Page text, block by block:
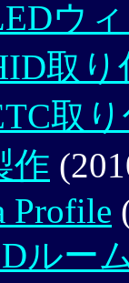
ウ
取り
取
作
Profile
ルー